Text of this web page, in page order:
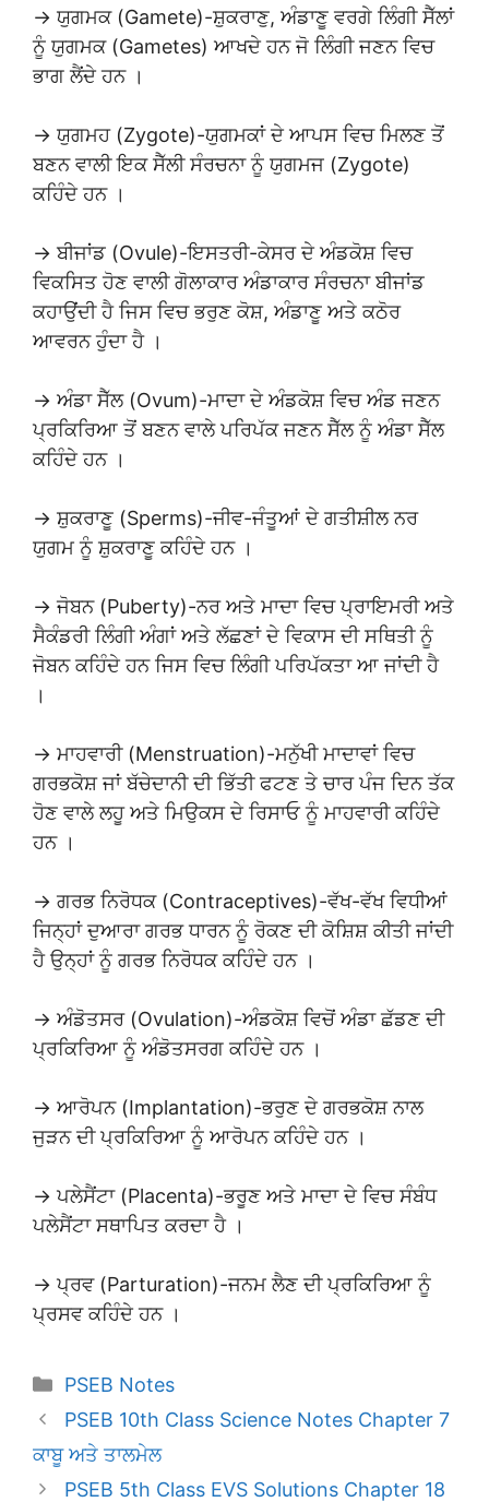
→ ਯੁਗਮਕ (Gamete)-ਸ਼ੁਕਰਾਣੁ, ਅੰਡਾਣੂ ਵਰਗੇ ਲਿੰਗੀ ਸੈੱਲਾਂ
ਨੂੰ ਯੁਗਮਕ (Gametes) ਆਖਦੇ ਹਨ ਜੋ ਲਿੰਗੀ ਜਣਨ ਵਿਚ
ਭਾਗ ਲੈਂਦੇ ਹਨ ।
→ ਯੁਗਮਹ (Zygote)-ਯੁਗਮਕਾਂ ਦੇ ਆਪਸ ਵਿਚ ਮਿਲਣ ਤੋਂ
ਬਣਨ ਵਾਲੀ ਇਕ ਸੈੱਲੀ ਸੰਰਚਨਾ ਨੂੰ ਯੁਗਮਜ (Zygote)
ਕਹਿੰਦੇ ਹਨ ।
→ ਬੀਜਾਂਡ (Ovule)-ਇਸਤਰੀ-ਕੇਸਰ ਦੇ ਅੰਡਕੋਸ਼ ਵਿਚ
ਵਿਕਸਿਤ ਹੋਣ ਵਾਲੀ ਗੋਲਾਕਾਰ ਅੰਡਾਕਾਰ ਸੰਰਚਨਾ ਬੀਜਾਂਡ
ਕਹਾਉਂਦੀ ਹੈ ਜਿਸ ਵਿਚ ਭਰੁਣ ਕੋਸ਼, ਅੰਡਾਣੂ ਅਤੇ ਕਠੋਰ
ਆਵਰਨ ਹੁੰਦਾ ਹੈ ।
→ ਅੰਡਾ ਸੈੱਲ (Ovum)-ਮਾਦਾ ਦੇ ਅੰਡਕੋਸ਼ ਵਿਚ ਅੰਡ ਜਣਨ
ਪ੍ਰਕਿਰਿਆ ਤੋਂ ਬਣਨ ਵਾਲੇ ਪਰਿਪੱਕ ਜਣਨ ਸੈੱਲ ਨੂੰ ਅੰਡਾ ਸੈੱਲ
ਕਹਿੰਦੇ ਹਨ ।
→ ਸ਼ੁਕਰਾਣੂ (Sperms)-ਜੀਵ-ਜੰਤੂਆਂ ਦੇ ਗਤੀਸ਼ੀਲ ਨਰ
ਯੁਗਮ ਨੂੰ ਸ਼ੁਕਰਾਣੂ ਕਹਿੰਦੇ ਹਨ ।
→ ਜੋਬਨ (Puberty)-ਨਰ ਅਤੇ ਮਾਦਾ ਵਿਚ ਪ੍ਰਾਇਮਰੀ ਅਤੇ
ਸੈਕੰਡਰੀ ਲਿੰਗੀ ਅੰਗਾਂ ਅਤੇ ਲੱਛਣਾਂ ਦੇ ਵਿਕਾਸ ਦੀ ਸਥਿਤੀ ਨੂੰ
ਜੋਬਨ ਕਹਿੰਦੇ ਹਨ ਜਿਸ ਵਿਚ ਲਿੰਗੀ ਪਰਿਪੱਕਤਾ ਆ ਜਾਂਦੀ ਹੈ
।
→ ਮਾਹਵਾਰੀ (Menstruation)-ਮਨੁੱਖੀ ਮਾਦਾਵਾਂ ਵਿਚ
ਗਰਭਕੋਸ਼ ਜਾਂ ਬੱਚੇਦਾਨੀ ਦੀ ਭਿੱਤੀ ਫਟਣ ਤੇ ਚਾਰ ਪੰਜ ਦਿਨ ਤੱਕ
ਹੋਣ ਵਾਲੇ ਲਹੂ ਅਤੇ ਮਿਉਕਸ ਦੇ ਰਿਸਾਓ ਨੂੰ ਮਾਹਵਾਰੀ ਕਹਿੰਦੇ
ਹਨ ।
→ ਗਰਭ ਨਿਰੋਧਕ (Contraceptives)-ਵੱਖ-ਵੱਖ ਵਿਧੀਆਂ
ਜਿਨ੍ਹਾਂ ਦੁਆਰਾ ਗਰਭ ਧਾਰਨ ਨੂੰ ਰੋਕਣ ਦੀ ਕੋਸ਼ਿਸ਼ ਕੀਤੀ ਜਾਂਦੀ
ਹੈ ਉਨ੍ਹਾਂ ਨੂੰ ਗਰਭ ਨਿਰੋਧਕ ਕਹਿੰਦੇ ਹਨ ।
→ ਅੰਡੋਤਸਰ (Ovulation)-ਅੰਡਕੋਸ਼ ਵਿਚੋਂ ਅੰਡਾ ਛੱਡਣ ਦੀ
ਪ੍ਰਕਿਰਿਆ ਨੂੰ ਅੰਡੋਤਸਰਗ ਕਹਿੰਦੇ ਹਨ ।
→ ਆਰੋਪਨ (Implantation)-ਭਰੁਣ ਦੇ ਗਰਭਕੋਸ਼ ਨਾਲ
ਜੁੜਨ ਦੀ ਪ੍ਰਕਿਰਿਆ ਨੂੰ ਆਰੋਪਨ ਕਹਿੰਦੇ ਹਨ ।
→ ਪਲੇਸੈਂਟਾ (Placenta)-ਭਰੂਣ ਅਤੇ ਮਾਦਾ ਦੇ ਵਿਚ ਸੰਬੰਧ
ਪਲੇਸੈਂਟਾ ਸਥਾਪਿਤ ਕਰਦਾ ਹੈ ।
→ ਪ੍ਰਵ (Parturation)-ਜਨਮ ਲੈਣ ਦੀ ਪ੍ਰਕਿਰਿਆ ਨੂੰ
ਪ੍ਰਸਵ ਕਹਿੰਦੇ ਹਨ ।
Categories
PSEB Notes
PSEB 10th Class Science Notes Chapter 7
ਕਾਬੂ ਅਤੇ ਤਾਲਮੇਲ
PSEB 5th Class EVS Solutions Chapter 18